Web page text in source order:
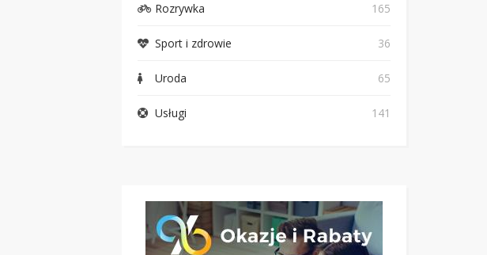
Rozrywka 165
Sport i zdrowie 36
Uroda 65
Usługi 141